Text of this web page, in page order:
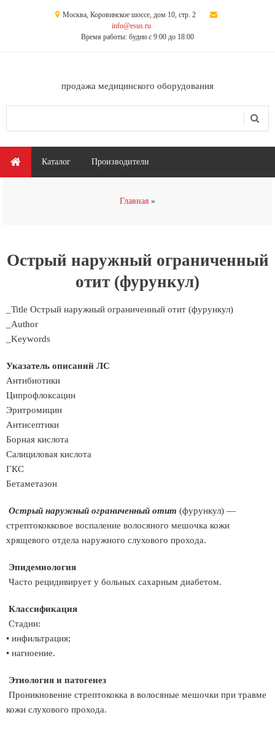
Москва, Коровинское шоссе, дом 10, стр. 2
info@esus.ru
Время работы: будни с 9:00 до 18:00
продажа медицинского оборудования
Главное меню
Каталог Производители
Главная
Острый наружный ограниченный
отит (фурункул)
_Title Острый наружный ограниченный отит (фурункул)
_Author
_Keywords
Указатель описаний ЛС
Антибиотики
Ципрофлоксацин
Эритромицин
Антисептики
Борная кислота
Салициловая кислота
ГКС
Бетаметазон
Острый наружный ограниченный отит (фурункул) —
стрептококковое воспаление волосяного мешочка кожи
хрящевого отдела наружного слухового прохода.
Эпидемиология
Часто рецидивирует у больных сахарным диабетом.
Классификация
Стадии:
• инфильтрация;
• нагноение.
Этиология и патогенез
Проникновение стрептококка в волосяные мешочки при травме
кожи слухового прохода.